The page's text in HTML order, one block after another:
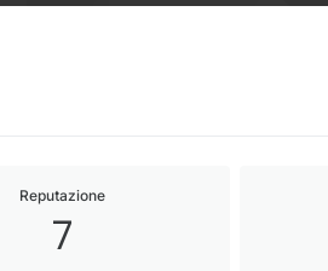
Reputazione
7